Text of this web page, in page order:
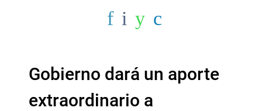
Gobierno dará un aporte
extraordinario a